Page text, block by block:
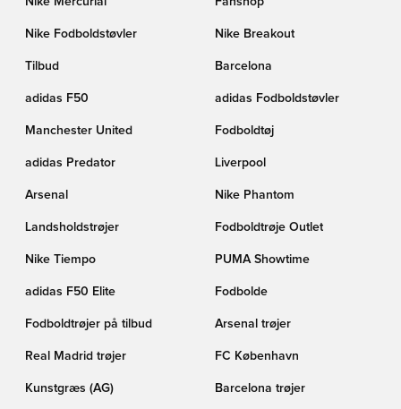
Nike Fodboldstøvler Nike Breakout
Tilbud Barcelona
adidas F50 adidas Fodboldstøvler
Manchester United Fodboldtøj
adidas Predator Liverpool
Arsenal Nike Phantom
Landsholdstrøjer Fodboldtrøje Outlet
Nike Tiempo PUMA Showtime
adidas F50 Elite Fodbolde
Fodboldtrøjer på tilbud Arsenal trøjer
Real Madrid trøjer FC København
Kunstgræs (AG) Barcelona trøjer